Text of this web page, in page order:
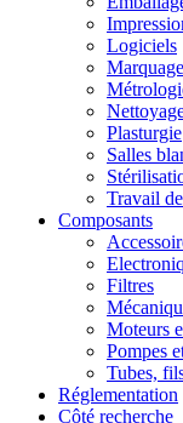
Logiciels
Plasturgie
Salles
Travail
Composants
Filtres
Moteurs
Pompes
Tubes,
Réglementation
Côté recherche